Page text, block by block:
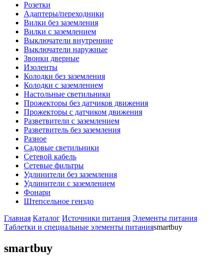
Розетки
Адаптеры/переходники
Вилки без заземления
Вилки с заземлением
Выключатели внутренние
Выключатели наружные
Звонки дверные
Изоленты
Колодки без заземления
Колодки с заземлением
Настольные светильники
Прожекторы без датчиков движения
Прожекторы с датчиком движения
Разветвители с заземлением
Разветвитель без заземления
Разное
Садовые светильники
Сетевой кабель
Сетевые фильтры
Удлинители без заземления
Удлинители с заземлением
Фонари
Штепсельное генздо
Главная Каталог Источники питания Элементы питания
Таблетки и специальные элементы питанияsmartbuy
smartbuy